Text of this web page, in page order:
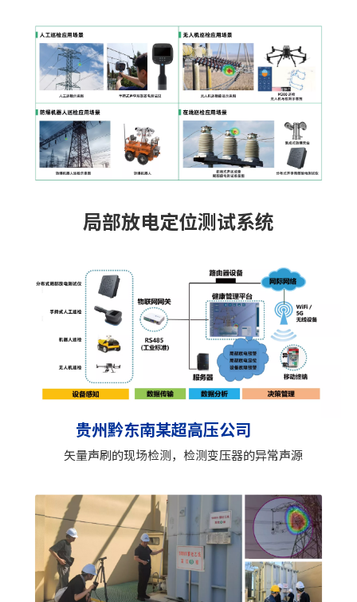
局部放电定位测试系统
贵州黔东南某超高压公司
矢量声刷的现场检测，检测变压器的异常声源